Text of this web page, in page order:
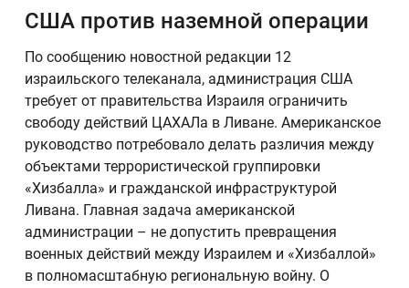
США против наземной операции
По сообщению новостной редакции 12
израильского телеканала, администрация США
требует от правительства Израиля ограничить
свободу действий ЦАХАЛа в Ливане. Американское
руководство потребовало делать различия между
объектами террористической группировки
«Хизбалла» и гражданской инфраструктурой
Ливана. Главная задача американской
администрации – не допустить превращения
военных действий между Израилем и «Хизбаллой»
в полномасштабную региональную войну. О